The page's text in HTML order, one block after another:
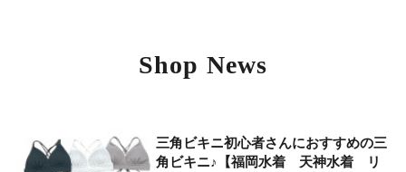
Shop News
三角ビキニ初心者さんにおすすめの三
角ビキニ♪【福岡水着 天神水着 リ